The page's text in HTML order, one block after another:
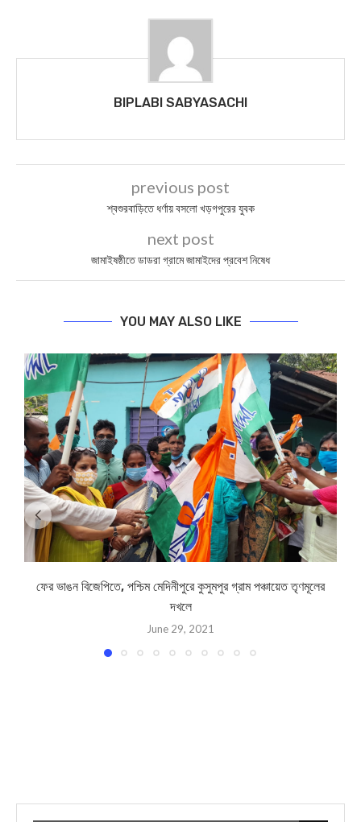
BIPLABI SABYASACHI
previous post
শ্বশুরবাড়িতে ধর্ণায় বসলো খড়গপুরের যুবক
next post
জামাইষষ্ঠীতে ডাডরা গ্রামে জামাইদের প্রবেশ নিষেধ
YOU MAY ALSO LIKE
ফের ভাঙন বিজেপিতে, পশ্চিম মেদিনীপুরে কুসুমপুর গ্রাম পঞ্চায়েত তৃণমূলের
দখলে
June 29, 2021